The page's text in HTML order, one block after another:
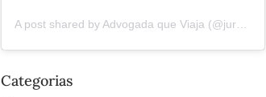
A post shared by Advogada que Viaja (@juremacintra)
Categorias